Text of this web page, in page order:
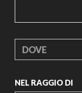
DOVE
NEL RAGGIO DI